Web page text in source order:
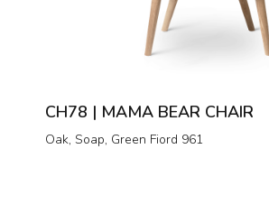
CH78 | MAMA BEAR CHAIR
Oak, Soap, Green Fiord 961